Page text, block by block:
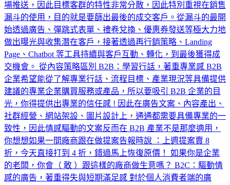
場推送，因此目標客群的特性非常分散，因此特別重視在銷售
漏斗的使用，目的就是要篩出最後的成交客戶。從漏斗的最開
始透過廣告、彈跳式表單、禮卷兌換、優惠券發送等極大力地
做出曝光與收集潛在客戶，接著透過再行銷策略、Landing
Page、Chatbot 等工具持續與客戶互動、轉化，到最後獲得成
交機會。 從內容策略區別 B2B：學習行話，著重專業感 B2B
企業希望能從了解專業行話、流程目標、產業現況等具備提供
建議的專業企業購買服務或產品，所以要吸引 B2B 企業的目
光，你得提供出專業的信任感 ! 因此在廣告文案、內容產出、
社群經營、網站架設、圖片設計上，通通都需要具備專業的一
致性，因此情感驅動的文案反而在 B2B 產業不是那麼適用，
你想想如果一間廠商跟在做提案告報時說 ：上週提案賣 8
折，今天直接打到 4 折，錯過馬上恢復原價！ 如果你是企業
的老闆，你會（ 敢 ）跟這樣的廠商做生意嗎？ B2C：驅動情
感的廣告，著重得失與短期滿足感 對於個人消費者端的廣